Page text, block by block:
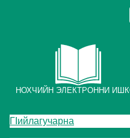
НОХЧИЙН ЭЛЕКТРОННИ
ГIийлагучарна